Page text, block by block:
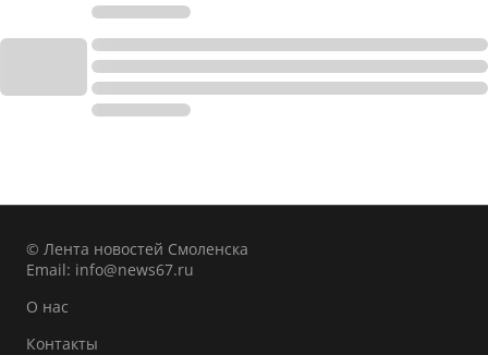
© Лента новостей Смоленска
Email: info@news67.ru
О нас
Контакты